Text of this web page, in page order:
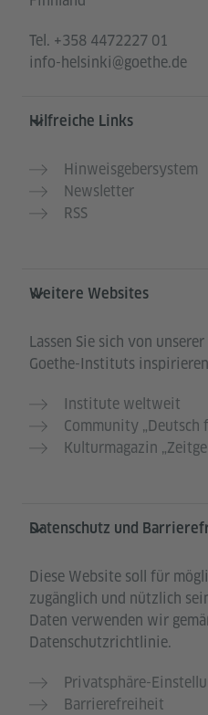
Tel. +358 4472227 01
info-helsinki@goethe.de
Hilfreiche Links
Hinweisgebersystem
Newsletter
RSS
Weitere Websites
Lassen Sie sich von
Goethe-Instituts
Institute weltweit
Community „Deutsch
Kulturmagazin
Datenschutz und
Diese Website soll für
zugänglich und nützlich
Daten verwenden wir
Datenschutzrichtlinie.
Privatsphäre-
Barrierefreiheit